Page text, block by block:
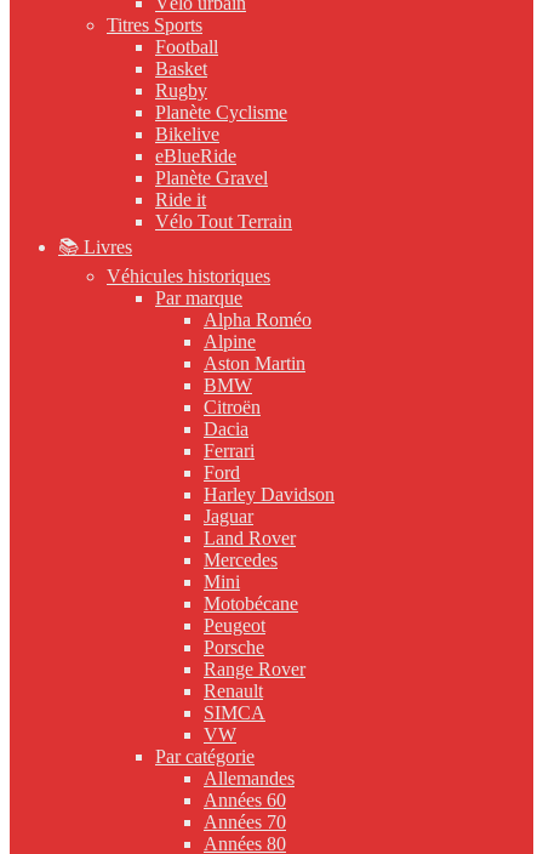
Titres Sports
Football
Basket
Rugby
Planète Cyclisme
Bikelive
eBlueRide
Planète Gravel
Ride it
Vélo Tout Terrain
📚 Livres
Véhicules historiques
Par marque
Alpha Roméo
Alpine
Aston Martin
BMW
Citroën
Dacia
Ferrari
Ford
Harley Davidson
Jaguar
Land Rover
Mercedes
Mini
Motobécane
Peugeot
Porsche
Range Rover
Renault
SIMCA
VW
Par catégorie
Allemandes
Années 60
Années 70
Années 80